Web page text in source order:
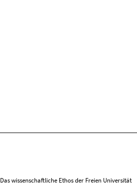
Das wissenschaftliche Ethos der Freien Universität